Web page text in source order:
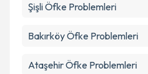
ŞişliÖfke Problemleri
BakırköyÖfke Problemleri
AtaşehirÖfke Problemleri